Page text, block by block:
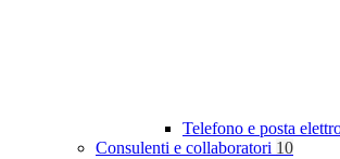
Telefono e posta
Consulenti e collaboratori 10